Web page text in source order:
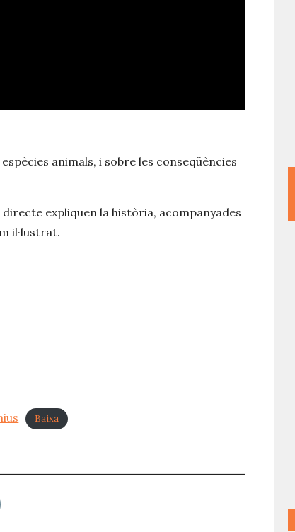
animals, i sobre les conseqüències
expliquen la història, acompanyades
il·lustrat.
Baixa